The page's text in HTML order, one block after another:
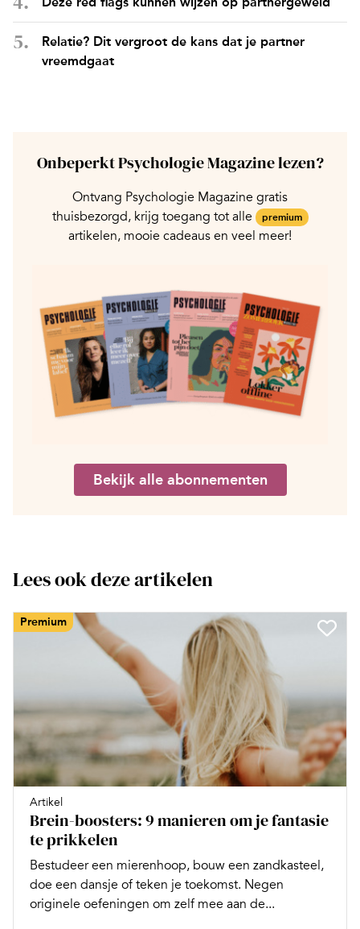
Relatie? Dit vergroot de kans dat je partner
vreemdgaat
Onbeperkt Psychologie Magazine lezen?
Ontvang Psychologie Magazine gratis
thuisbezorgd, krijg toegang tot alle
premium
artikelen, mooie cadeaus en veel meer!
Bekijk alle abonnementen
Lees ook deze artikelen
Premium
Artikel
Brein-boosters: 9 manieren om je fantasie
te prikkelen
Bestudeer een mierenhoop, bouw een zandkasteel,
doe een dansje of teken je toekomst. Negen
originele oefeningen om zelf mee aan de...